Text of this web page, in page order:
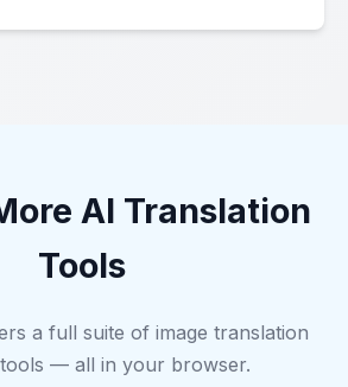
le contexte culturel et les
fonction de traitement
équipes à traiter efficacement
AI Translation
Tools
a full suite of image translation
tools — all in your browser.